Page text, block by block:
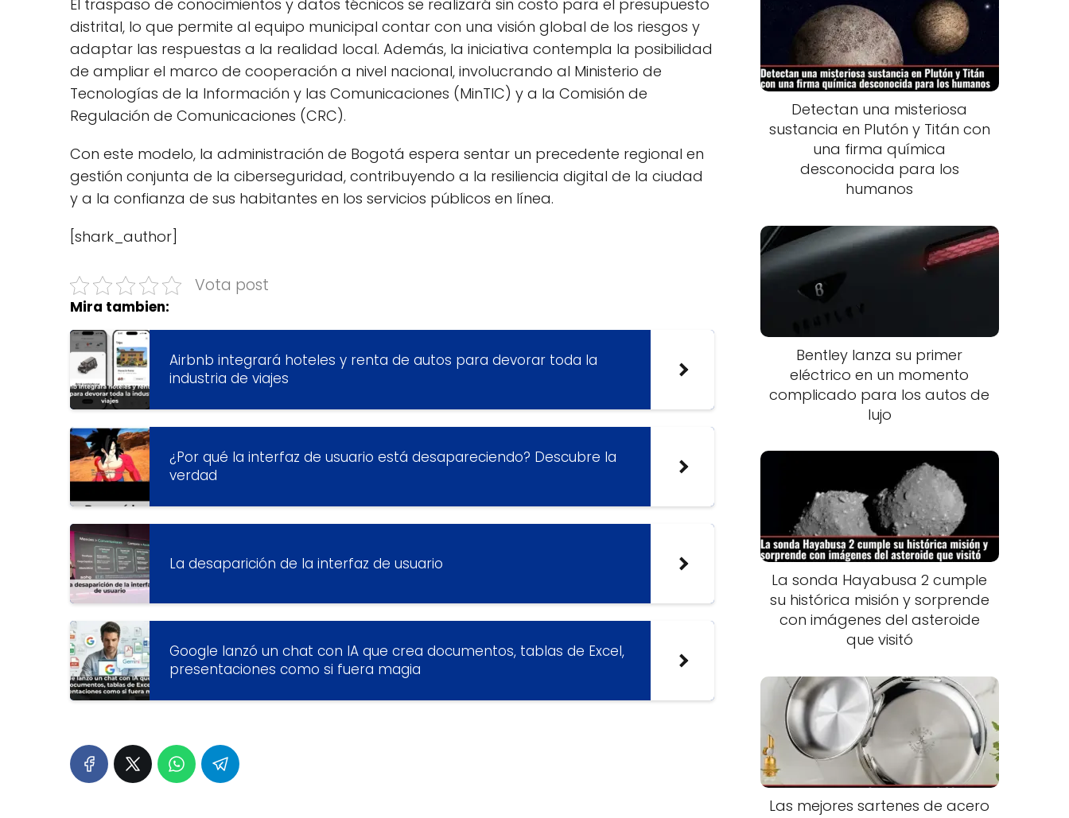
El traspaso de conocimientos y datos técnicos se realizará sin costo para el presupuesto
distrital, lo que permite al equipo municipal contar con una visión global de los riesgos y
adaptar las respuestas a la realidad local. Además, la iniciativa contempla la posibilidad
de ampliar el marco de cooperación a nivel nacional, involucrando al Ministerio de
Tecnologías de la Información y las Comunicaciones (MinTIC) y a la Comisión de
Regulación de Comunicaciones (CRC).
Con este modelo, la administración de Bogotá espera sentar un precedente regional en
gestión conjunta de la ciberseguridad, contribuyendo a la resiliencia digital de la ciudad
y a la confianza de sus habitantes en los servicios públicos en línea.
[shark_author]
Vota post
Mira tambien:
Airbnb integrará hoteles y renta de autos para devorar toda la
industria de viajes
¿Por qué la interfaz de usuario está desapareciendo? Descubre la
verdad
La desaparición de la interfaz de usuario
Google lanzó un chat con IA que crea documentos, tablas de Excel,
presentaciones como si fuera magia
Detectan una misteriosa
sustancia en Plutón y Titán con
una firma química
desconocida para los
humanos
Bentley lanza su primer
eléctrico en un momento
complicado para los autos de
lujo
La sonda Hayabusa 2 cumple
su histórica misión y sorprende
con imágenes del asteroide
que visitó
Las mejores sartenes de acero